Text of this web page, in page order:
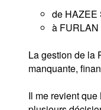
de HAZEE
à FURLAN
La gestion de la
manquante,
Il me revient